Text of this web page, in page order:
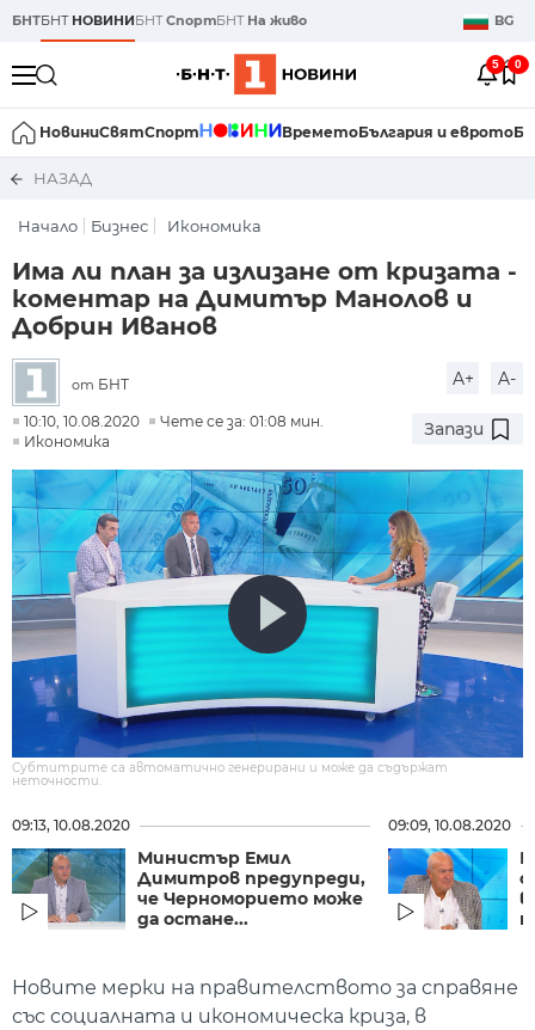
БНТБНТ НОВИНИБНТСпортБНТ На живо BG
5 0
НовиниСвятСпорт ВреметоБългария и еврото
НАЗАД
Начало Бизнес Икономика
Има ли план за излизане от кризата -
коментар на Димитър Манолов и
Добрин Иванов
от БНТ A+ A-
10:10, 10.08.2020
Чете се за: 01:08 мин.
Икономика
Запази
Субтитрите са автоматично генерирани и може да съдържат
неточности.
09:13, 10.08.2020
Министър Емил
Димитров предупреди,
че Черноморието може
да остане...
09:09, 10.08.2020
в
Новите мерки на правителството за справяне
със социалната и икономическа криза, в